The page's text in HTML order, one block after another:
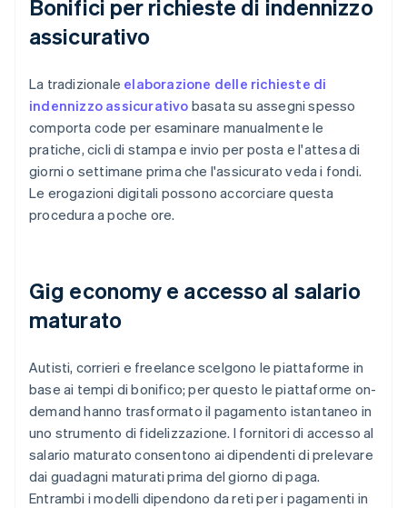
Bonifici per richieste di indennizzo
assicurativo
La tradizionale elaborazione delle richieste di
indennizzo assicurativo basata su assegni spesso
comporta code per esaminare manualmente le
pratiche, cicli di stampa e invio per posta e l'attesa di
giorni o settimane prima che l'assicurato veda i fondi.
Le erogazioni digitali possono accorciare questa
procedura a poche ore.
Gig economy e accesso al salario
maturato
Autisti, corrieri e freelance scelgono le piattaforme in
base ai tempi di bonifico; per questo le piattaforme on-
demand hanno trasformato il pagamento istantaneo in
uno strumento di fidelizzazione. I fornitori di accesso al
salario maturato consentono ai dipendenti di prelevare
dai guadagni maturati prima del giorno di paga.
Entrambi i modelli dipendono da reti per i pagamenti in